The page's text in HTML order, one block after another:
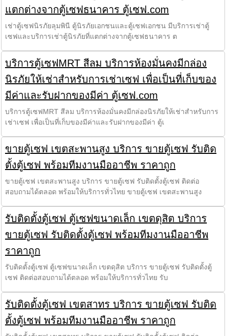
แตกต่างจากตู้เซฟธนาคาร ตู้เซฟ.com
เช่าตู้เซฟนิรภัยลุมพินี ตู้นิรภัยเอกชนและตู้เซฟเอกชน มีบริการเช่าตู้
เซฟและบริการเช่าตู้นิรภัยที่แตกต่างจากตู้เซฟธนาคาร ต
บริการตู้เซฟMRT สีลม บริการห้องมั่นคงมีกล่อง
นิรภัยให้เช่าสำหรับการเช่าเซฟ เพื่อเป็นที่เก็บของ
มีค่าและรับฝากของมีค่า ตู้เซฟ.com
บริการตู้เซฟMRT สีลม บริการห้องมั่นคงมีกล่องนิรภัยให้เช่าสำหรับการ
เช่าเซฟ เพื่อเป็นที่เก็บของมีค่าและรับฝากของมีค่า ตู้เ
ขายตู้เซฟ เขตสะพานสูง บริการ ขายตู้เซฟ รับติด
ตั้งตู้เซฟ พร้อมทีมงานมืออาชีพ ราคาถูก
ขายตู้เซฟ เขตสะพานสูง บริการ ขายตู้เซฟ รับติดตั้งตู้เซฟ ติดต่อ
สอบถามได้ตลอด พร้อมให้บริการทั่วไทย ขายตู้เซฟ เขตสะพานสูง
รับติดตั้งตู้เซฟ ตู้เซฟขนาดเล็ก เขตดุสิต บริการ
ขายตู้เซฟ รับติดตั้งตู้เซฟ พร้อมทีมงานมืออาชีพ
ราคาถูก
รับติดตั้งตู้เซฟ ตู้เซฟขนาดเล็ก เขตดุสิต บริการ ขายตู้เซฟ รับติดตั้งตู้
เซฟ ติดต่อสอบถามได้ตลอด พร้อมให้บริการทั่วไทย รับ
รับติดตั้งตู้เซฟ เขตสาทร บริการ ขายตู้เซฟ รับติด
ตั้งตู้เซฟ พร้อมทีมงานมืออาชีพ ราคาถูก